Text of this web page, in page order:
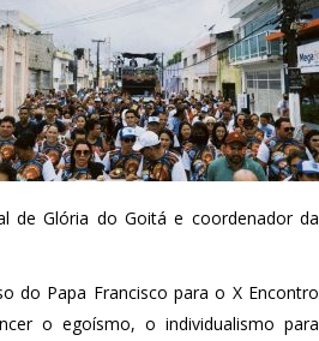
de Glória do Goitá e coordenador da
do Papa Francisco para o X Encontro
o egoísmo, o individualismo para